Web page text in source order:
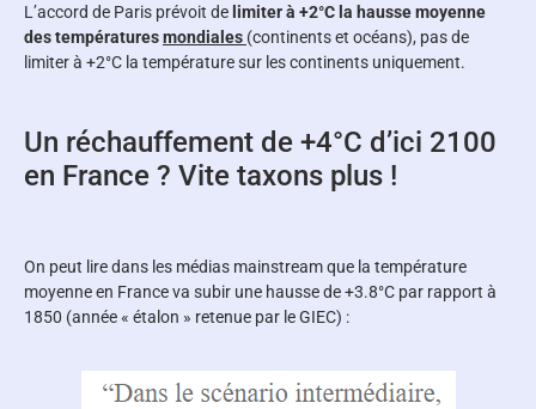
L’accord de Paris prévoit de limiter à +2°C la hausse moyenne
des températuresmondiales (continents et océans), pas de
limiter à +2°C la température sur les continents uniquement.
Un réchauffement de +4°C d’ici 2100
en France ? Vite taxons plus !
On peut lire dans les médias mainstream que la température
moyenne en France va subir une hausse de +3.8°C par rapport à
1850 (année « étalon » retenue par le GIEC) :